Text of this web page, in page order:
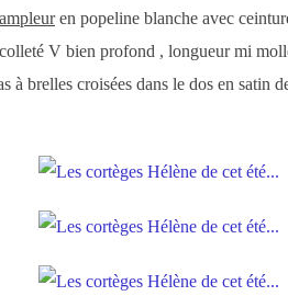
en popeline blanche avec
V bien profond , longueur mi
à brelles croisées dans le dos en satin